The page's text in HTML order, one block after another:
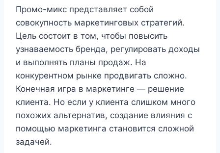
Промо-микс представляет собой
совокупность маркетинговых стратегий.
Цель состоит в том, чтобы повысить
узнаваемость бренда, регулировать доходы
и выполнять планы продаж. На
конкурентном рынке продвигать сложно.
Конечная игра в маркетинге — решение
клиента. Но если у клиента слишком много
похожих альтернатив, создание влияния с
помощью маркетинга становится сложной
задачей.